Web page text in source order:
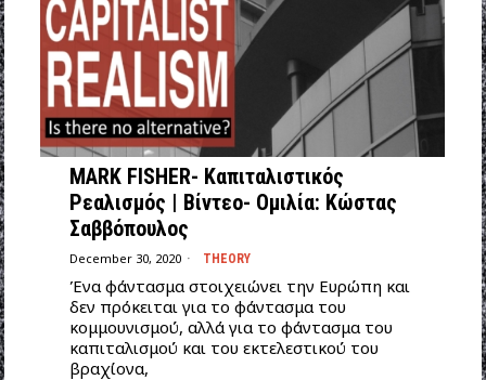
MARK FISHER- Καπιταλιστικός
Ρεαλισμός | Βίντεο- Ομιλία: Κώστας
Σαββόπουλος
December 30, 2020 THEORY
Ένα φάντασμα στοιχειώνει την Ευρώπη και
δεν πρόκειται για το φάντασμα του
κομμουνισμού, αλλά για το φάντασμα του
καπιταλισμού και του εκτελεστικού του
βραχίονα,